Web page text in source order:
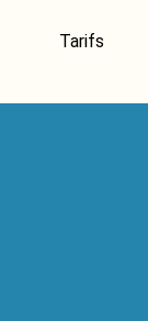
Tarifs